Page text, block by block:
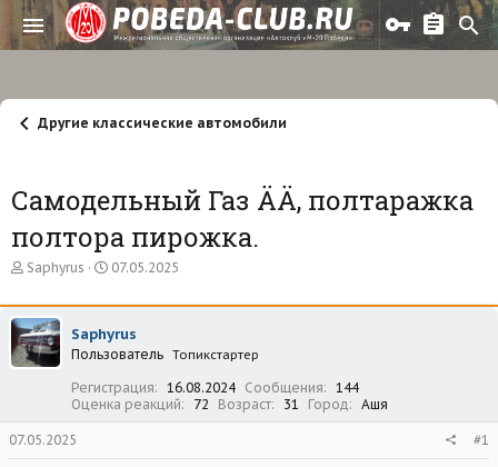
Другие классические автомобили
Самодельный Газ ÄÄ, полтаражка
полтора пирожка.
А
т
о
р
т
Saphyrus
Д
т
н
а
а
л
а
07.05.2025
Saphyrus
Пользователь Топикстартер
Регистрация 16.08.2024 Сообщения
144
Оценка реакций
72 Возраст 31 Город Ашя
07.05.2025 #1